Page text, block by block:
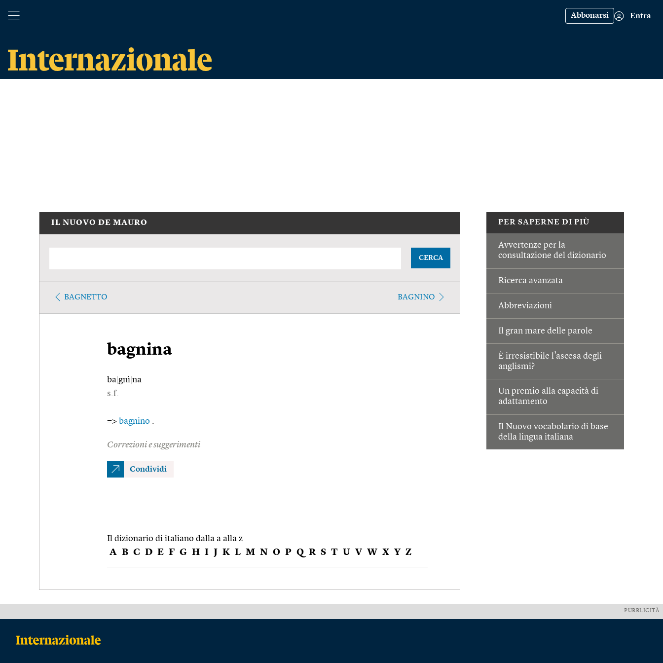
Abbonarsi Entra
PER SAPERNE DI PIÙ
Avvertenze per la
consultazione del dizionario
Ricerca avanzata
Abbreviazioni
Il gran mare delle parole
È irresistibile l’ascesa degli
anglismi?
Un premio alla capacità di
adattamento
Il Nuovo vocabolario di base
della lingua italiana
IL NUOVO DE MAURO
CERCA
BAGNETTO BAGNINO
bagnina
ba gnì na
s.f.
=> bagnino .
Correzioni e suggerimenti
Condividi
Il dizionario di italiano dalla a alla z
A B C D E F G H I J K L M N O P Q R S T U V W X Y Z
PUBBLICITÀ